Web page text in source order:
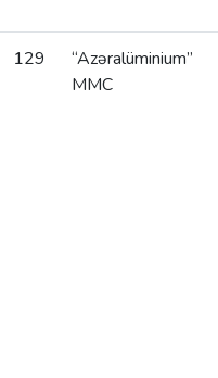
129
“Azəralüminium”
MMC